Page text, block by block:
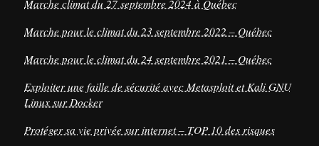
Marche climat du 27 septembre 2024 à Québec
Marche pour le climat du 23 septembre 2022 – Québec
Marche pour le climat du 24 septembre 2021 – Québec
Exploiter une faille de sécurité avec Metasploit et Kali GNU
Linux sur Docker
Protéger sa vie privée sur internet – TOP 10 des risques